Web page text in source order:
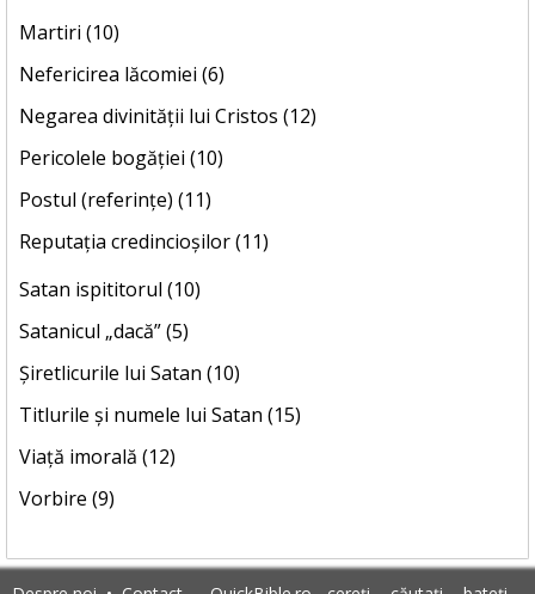
Martiri (10)
Nefericirea lăcomiei (6)
Negarea divinității lui Cristos (12)
Pericolele bogăției (10)
Postul (referințe) (11)
Reputația credincioșilor (11)
Satan ispititorul (10)
Satanicul „dacă” (5)
Șiretlicurile lui Satan (10)
Titlurile și numele lui Satan (15)
Viață imorală (12)
Vorbire (9)